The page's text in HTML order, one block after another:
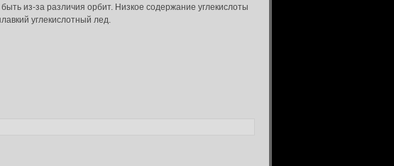
из-за различия орбит. Низкое содержание углекислоты
углекислотный лед.